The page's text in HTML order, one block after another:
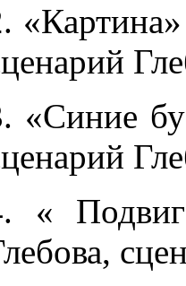
«Синие
« Подвиг